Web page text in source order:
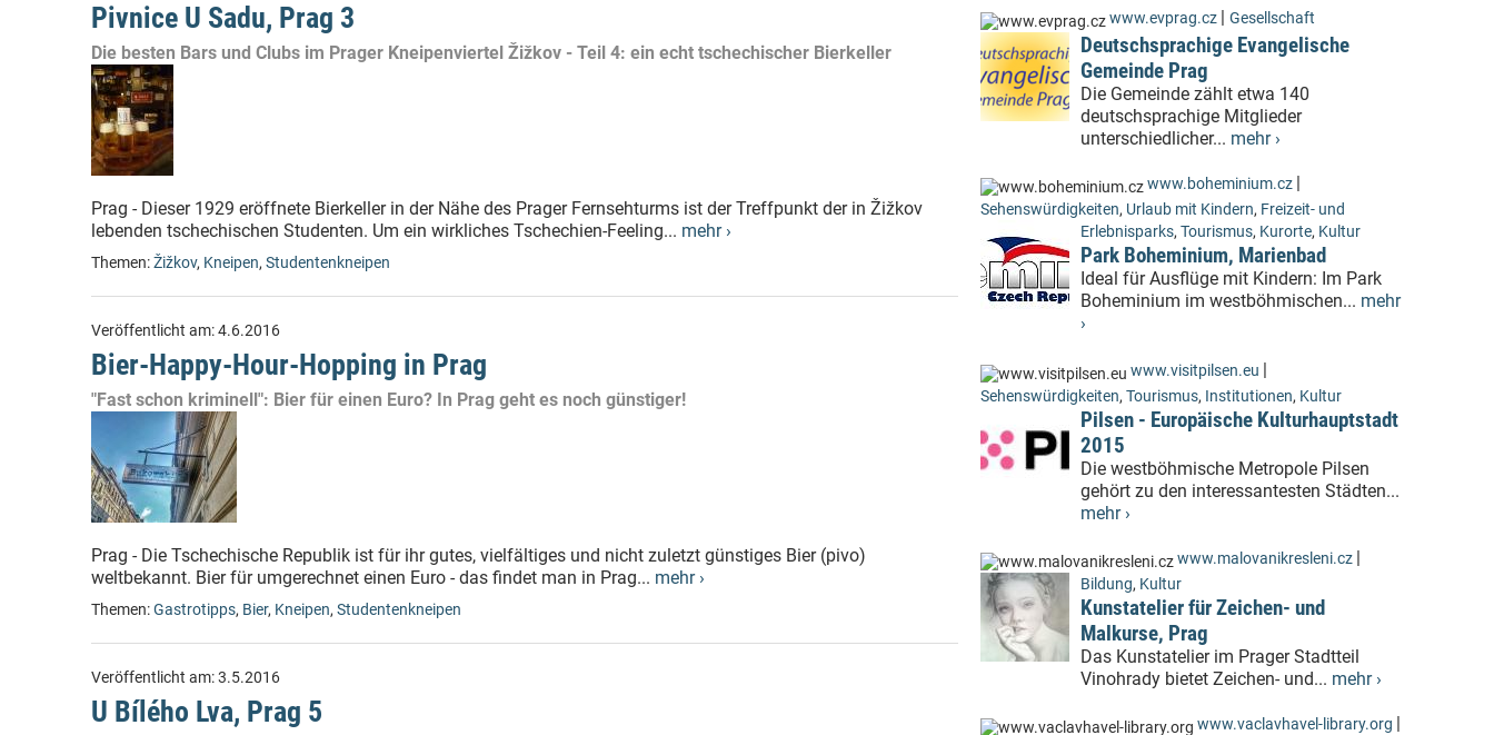
Pivnice U Sadu, Prag 3
Die besten Bars und Clubs im Prager Kneipenviertel Žižkov - Teil 4: ein echt tschechischer Bierkeller
Prag - Dieser 1929 eröffnete Bierkeller in der Nähe des Prager Fernsehturms ist der Treffpunkt der in Žižkov
lebenden tschechischen Studenten. Um ein wirkliches Tschechien-Feeling... mehr ›
Themen:Žižkov, Kneipen, Studentenkneipen
Veröffentlicht am:4.6.2016
Bier-Happy-Hour-Hopping in Prag
"Fast schon kriminell": Bier für einen Euro? In Prag geht es noch günstiger!
Prag - Die Tschechische Republik ist für ihr gutes, vielfältiges und nicht zuletzt günstiges Bier (pivo)
weltbekannt. Bier für umgerechnet einen Euro - das findet man in Prag... mehr ›
Themen:Gastrotipps, Bier, Kneipen, Studentenkneipen
Veröffentlicht am:3.5.2016
U Bílého Lva, Prag 5
www.evprag.cz | Gesellschaft
Deutschsprachige Evangelische
Gemeinde Prag
Die Gemeinde zählt etwa 140
deutschsprachige Mitglieder
unterschiedlicher... mehr ›
www.boheminium.cz |
Sehenswürdigkeiten, Urlaub mit Kindern, Freizeit- und
Erlebnisparks, Tourismus, Kurorte, Kultur
Park Boheminium, Marienbad
Ideal für Ausflüge mit Kindern: Im Park
Boheminium im westböhmischen... mehr
›
www.visitpilsen.eu |
Sehenswürdigkeiten, Tourismus, Institutionen, Kultur
Pilsen - Europäische Kulturhauptstadt
2015
Die westböhmische Metropole Pilsen
gehört zu den interessantesten Städten...
mehr ›
www.malovanikresleni.cz |
Bildung, Kultur
Kunstatelier für Zeichen- und
Malkurse, Prag
Das Kunstatelier im Prager Stadtteil
Vinohrady bietet Zeichen- und... mehr ›
www.vaclavhavel-library.org |